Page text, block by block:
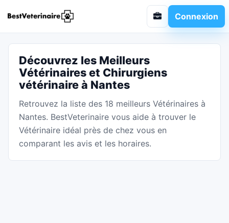
Connexion
Découvrez les Meilleurs
Vétérinaires et Chirurgiens
vétérinaire à Nantes
Retrouvez la liste des 18 meilleurs Vétérinaires à
Nantes. BestVeterinaire vous aide à trouver le
Vétérinaire idéal près de chez vous en
comparant les avis et les horaires.